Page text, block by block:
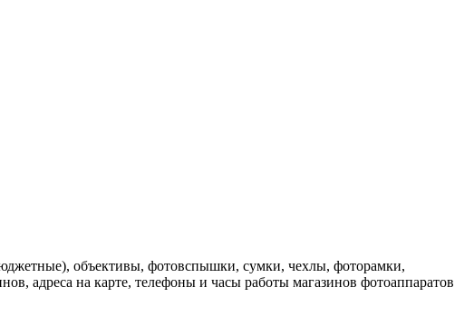
объективы, фотовспышки, сумки, чехлы, фоторамки,
адреса на карте, телефоны и часы работы магазинов фотоаппаратов